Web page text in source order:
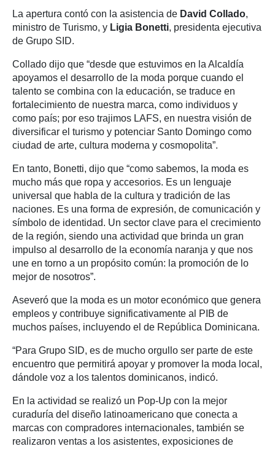
La apertura contó con la asistencia de David Collado,
ministro de Turismo, y Ligia Bonetti, presidenta ejecutiva
de Grupo SID.
Collado dijo que “desde que estuvimos en la Alcaldía
apoyamos el desarrollo de la moda porque cuando el
talento se combina con la educación, se traduce en
fortalecimiento de nuestra marca, como individuos y
como país; por eso trajimos LAFS, en nuestra visión de
diversificar el turismo y potenciar Santo Domingo como
ciudad de arte, cultura moderna y cosmopolita”.
En tanto, Bonetti, dijo que “como sabemos, la moda es
mucho más que ropa y accesorios. Es un lenguaje
universal que habla de la cultura y tradición de las
naciones. Es una forma de expresión, de comunicación y
símbolo de identidad. Un sector clave para el crecimiento
de la región, siendo una actividad que brinda un gran
impulso al desarrollo de la economía naranja y que nos
une en torno a un propósito común: la promoción de lo
mejor de nosotros”.
Aseveró que la moda es un motor económico que genera
empleos y contribuye significativamente al PIB de
muchos países, incluyendo el de República Dominicana.
“Para Grupo SID, es de mucho orgullo ser parte de este
encuentro que permitirá apoyar y promover la moda local,
dándole voz a los talentos dominicanos, indicó.
En la actividad se realizó un Pop-Up con la mejor
curaduría del diseño latinoamericano que conecta a
marcas con compradores internacionales, también se
realizaron ventas a los asistentes, exposiciones de